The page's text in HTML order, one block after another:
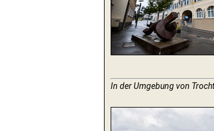
In der Umgebung von